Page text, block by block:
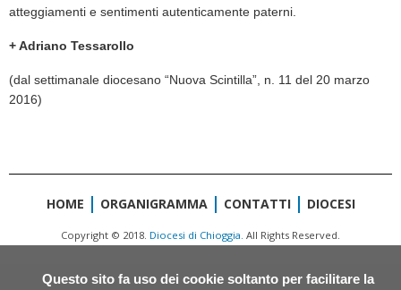
Questo sito fa uso dei cookie soltanto per facilitare la
atteggiamenti e sentimenti autenticamente paterni.
+ Adriano Tessarollo
(dal settimanale diocesano “Nuova Scintilla”, n. 11 del 20 marzo
2016)
HOME ORGANIGRAMMA CONTATTI DIOCESI
Copyright © 2018. Diocesi di Chioggia. All Rights Reserved.